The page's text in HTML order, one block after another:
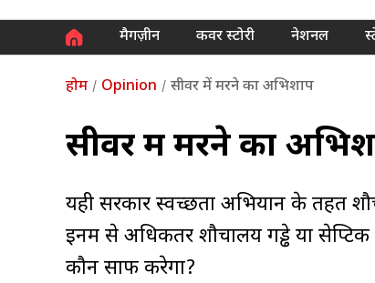
मैगज़ीन कवर स्टोरी नेशनल
होम Opinion सीवर में मरने का अभिशाप
सीवर में मरने का
यही सरकार स्वच्छता अभियान के तहत
इनमें से अधिकतर शौचालय गड्ढे या
कौन साफ करेगा?